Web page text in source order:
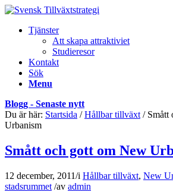
Tjänster
Att skapa attraktiviet
Studieresor
Kontakt
Sök
Menu
Blogg - Senaste nytt
Du är här: Startsida / Hållbar tillväxt / Smått
Urbanism
Smått och gott om New
12 december, 2011/i Hållbar tillväxt, New
stadsrummet /av admin